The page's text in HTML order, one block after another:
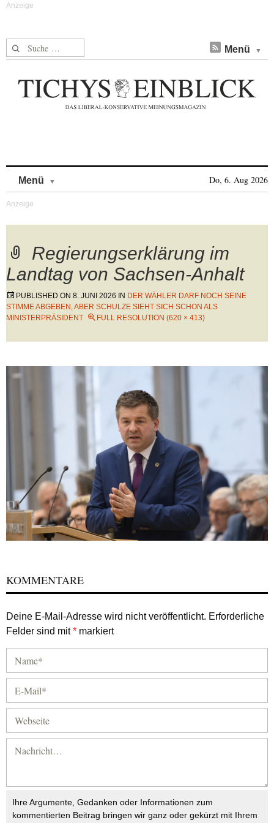
Suche nach: Menü
Menü Do, 6. Aug 2026
Regierungserklärung im
Landtag von Sachsen-Anhalt
PUBLISHED ON 8. JUNI 2026 IN DER WÄHLER DARF NOCH SEINE
STIMME ABGEBEN, ABER SCHULZE SIEHT SICH SCHON ALS
MINISTERPRÄSIDENT
FULL RESOLUTION (620 × 413)
KOMMENTARE
Deine E-Mail-Adresse wird nicht veröffentlicht. Erforderliche
Felder sind mit* markiert
Ihre Argumente, Gedanken oder Informationen zum
kommentierten Beitrag bringen wir ganz oder gekürzt mit Ihrem